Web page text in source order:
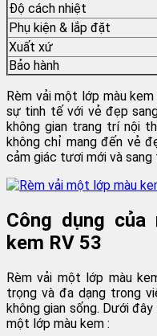
Độ cách nhiệt
Phụ kiện & lắp đặt
Xuất xứ
Bảo hành
Rèm vải một lớp màu
sự tinh tế với vẻ đẹp
không gian trang trí nội
không chỉ mang đến vẻ
cảm giác tươi mới và sang
Công dụng
kem RV 53
Rèm vải một lớp màu
trọng và đa dạng trong
không gian sống. Dưới
một lớp màu kem :